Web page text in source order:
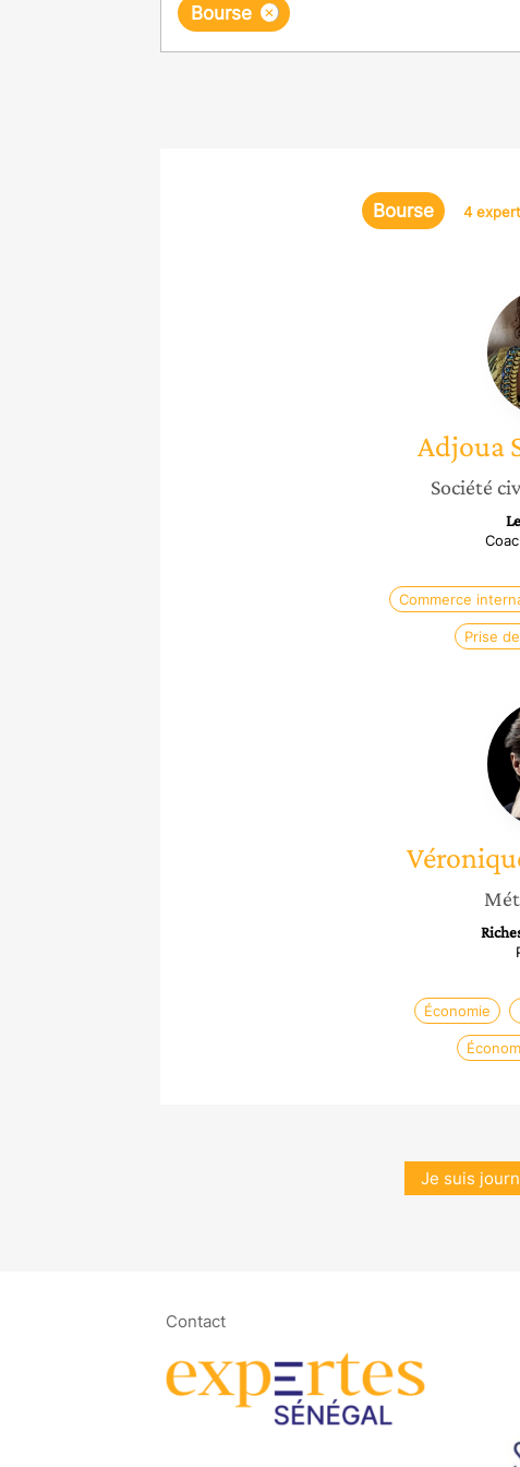
×
Bourse
Bourse 4
Adjoua
Société
Commerce
Prise
Économie
Je suis
Contact